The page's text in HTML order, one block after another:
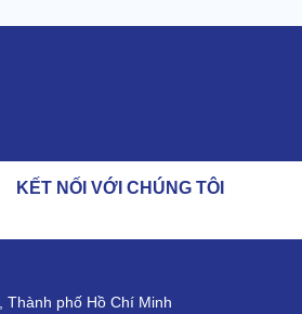
KẾT NỐI VỚI CHÚNG TÔI
phố Hồ Chí Minh